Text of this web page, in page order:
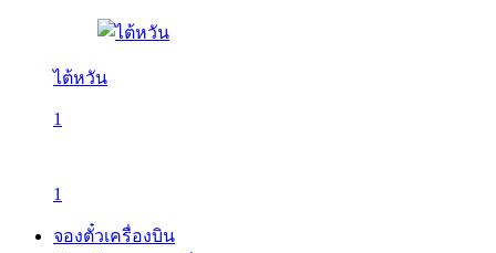
ไต้หวัน
1
1
จองตั๋วเครื่องบิน